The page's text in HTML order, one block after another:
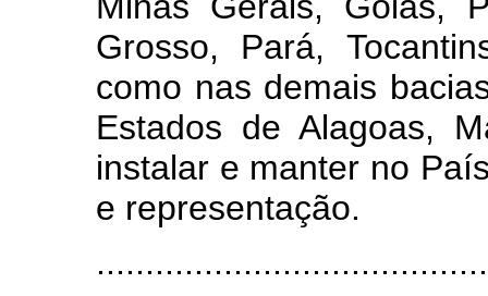
Grosso, Pará,
como nas demais
Estados de Alagoas,
instalar e manter no
e representação.